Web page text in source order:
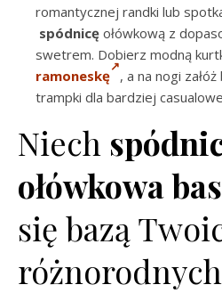
romantycznej randki lub
spódnicę ołówkową z
swetrem. Dobierz modną
ramoneskę , a na nogi
trampki dla bardziej
Niech
ołówkowa
się bazą